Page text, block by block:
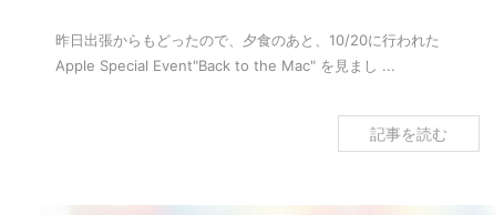
昨日出張からもどったので、夕食のあと、10/20に行われた
Apple Special Event"Back to the Mac" を見まし ...
記事を読む